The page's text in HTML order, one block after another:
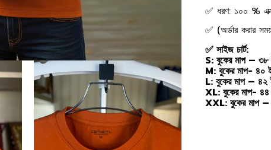
✅ ধরণ: ১০০ %
✅ (অর্ডার করার
✅ সাইজ চার্ট:
S: বুকের মাপ – ৩৮
M: বুকের মাপ- ৪০
L: বুকের মাপ – ৪২
XL: বুকের মাপ- ৪৪
XXL: বুকের মাপ –